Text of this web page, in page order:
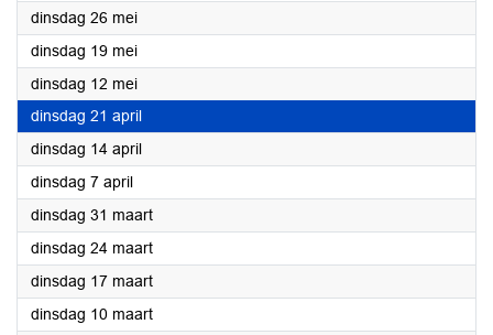
dinsdag 26 mei2026
dinsdag 19 mei2026
dinsdag 12 mei2026
dinsdag 21 april2026
dinsdag 14 april2026
dinsdag 7 april2026
dinsdag 31 maart2026
dinsdag 24 maart2026
dinsdag 17 maart2026
dinsdag 10 maart2026